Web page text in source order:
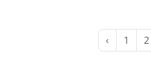
‹ 1 2